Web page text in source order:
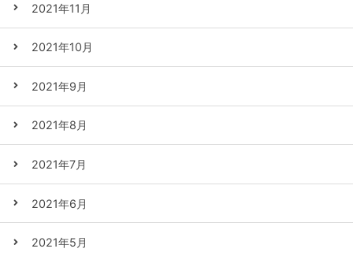
2021年11月
2021年10月
2021年9月
2021年8月
2021年7月
2021年6月
2021年5月